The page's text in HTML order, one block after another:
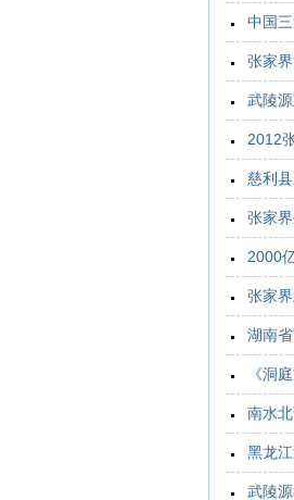
中国
张家
武陵
2012
慈利
张家
2000
张家
湖南
《洞
南水
黑龙
武陵